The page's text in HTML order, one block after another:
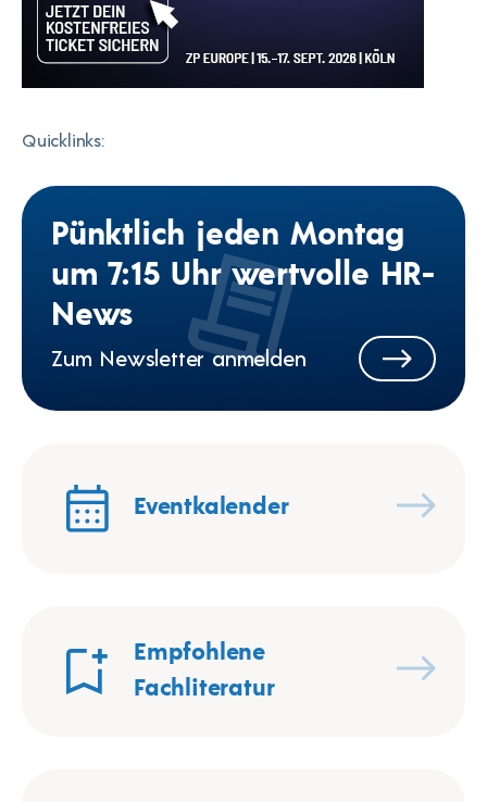
Quicklinks:
Pünktlich jeden Montag
um 7:15 Uhr wertvolle HR-
News
Zum Newsletter anmelden
Eventkalender
Empfohlene
Fachliteratur